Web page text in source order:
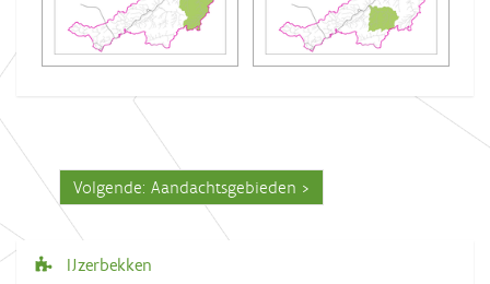
Volgende: Aandachtsgebieden
N
IJzerbekken